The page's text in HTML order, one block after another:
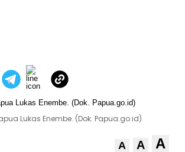
Lukas Enembe. (Dok. Papua.go.id)
A A A